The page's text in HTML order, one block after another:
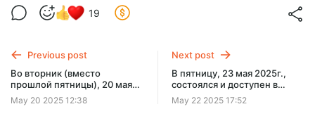
режиме живого общения. Шёл два с лишним часа.
Перезалив локальной записи.
19
Previous post
Во вторник (вместо
прошлой пятницы), 20 мая
2025г., состоялся и
доступен в записи
May 20 2025 12:38
Next post
В пятницу, 23 мая 2025г.,
состоялся и доступен в
записи очередной, 28й по
счёту, пятничный стрим на
May 22 2025 17:52